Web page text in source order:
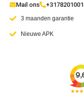
Mail ons
3 maanden garantie
Nieuwe APK